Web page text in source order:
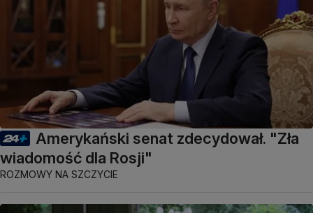
Amerykański senat zdecydował. "Zła
wiadomość dla Rosji"
ROZMOWY NA SZCZYCIE